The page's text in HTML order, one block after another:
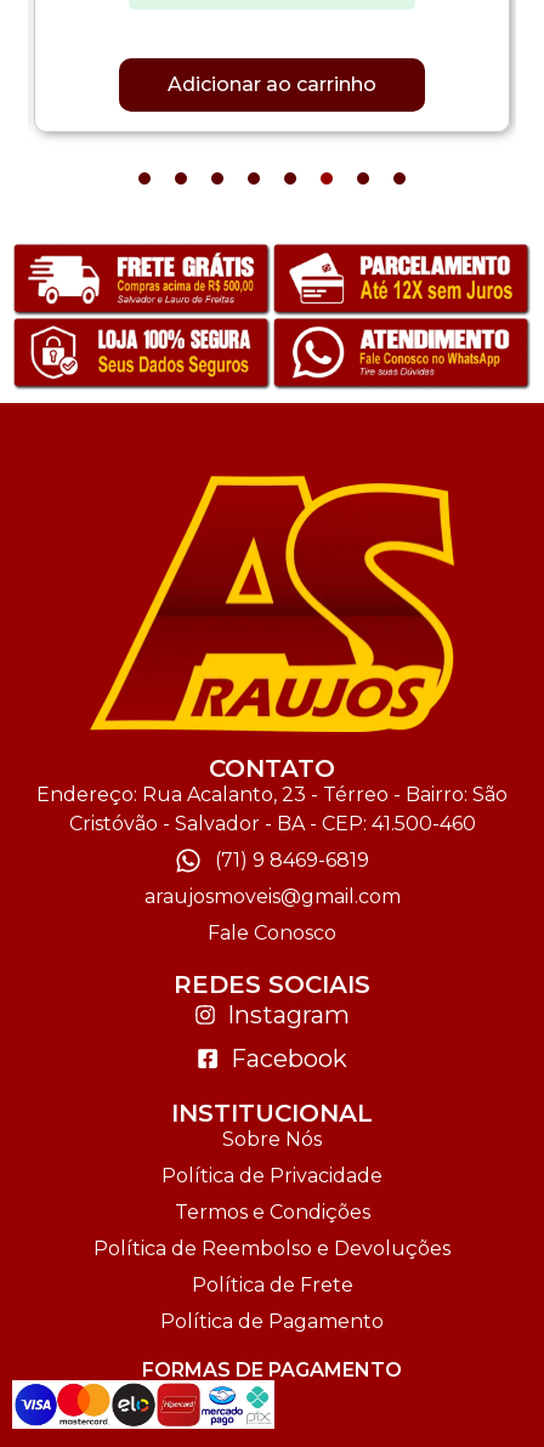
Adicionar ao carrinho
CONTATO
Endereço: Rua Acalanto, 23 - Térreo - Bairro: São
Cristóvão - Salvador - BA - CEP: 41.500-460
(71) 9 8469-6819
araujosmoveis@gmail.com
Fale Conosco
REDES SOCIAIS
Instagram
Facebook
INSTITUCIONAL
Sobre Nós
Política de Privacidade
Termos e Condições
Política de Reembolso e Devoluções
Política de Frete
Política de Pagamento
FORMAS DE PAGAMENTO